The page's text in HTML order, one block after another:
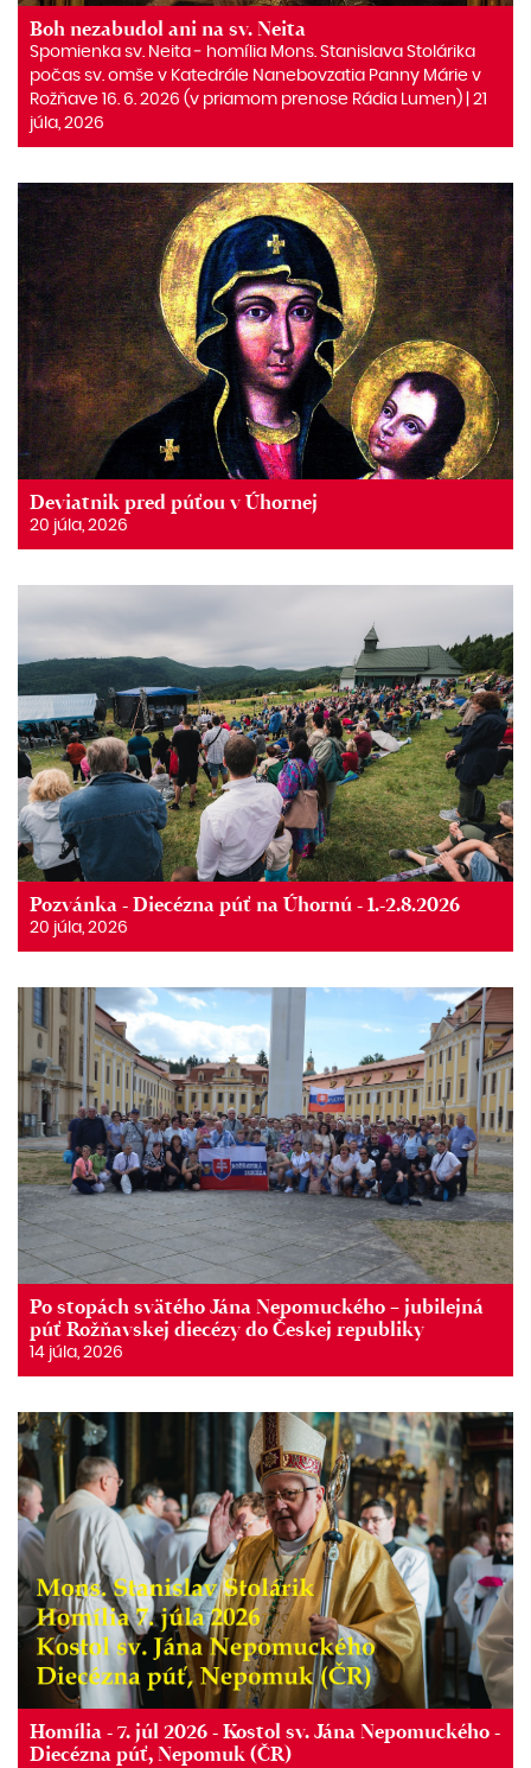
Boh nezabudol ani na sv. Neita
Spomienka sv. Neita ‒ homília Mons. Stanislava Stolárika
počas sv. omše v Katedrále Nanebovzatia Panny Márie v
Rožňave 16. 6. 2026 (v priamom prenose Rádia Lumen) | 21
júla, 2026
Deviatnik pred púťou v Úhornej
20 júla, 2026
Pozvánka - Diecézna púť na Úhornú - 1.-2.8.2026
20 júla, 2026
Po stopách svätého Jána Nepomuckého – jubilejná
púť Rožňavskej diecézy do Českej republiky
14 júla, 2026
Homília - 7. júl 2026 - Kostol sv. Jána Nepomuckého -
Diecézna púť, Nepomuk (ČR)